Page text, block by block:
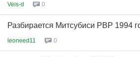
Veis-d 0
Разбирается Митсубиси РВР 1994
leoneed11 0